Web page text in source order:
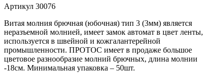
Артикул 30076
Витая молния брючная (юбочная) тип 3 (3мм) является
неразъемной молнией, имеет замок автомат в цвет ленты,
используется в швейной и кожгалантерейной
промышленности. ПРОТОС имеет в продаже большое
цветовое разнообразие молний брючных, длина молнии
-18см. Минимальная упаковка – 50шт.